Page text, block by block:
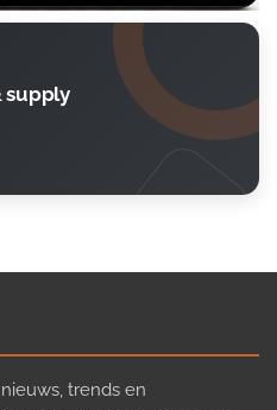
supply
trends en